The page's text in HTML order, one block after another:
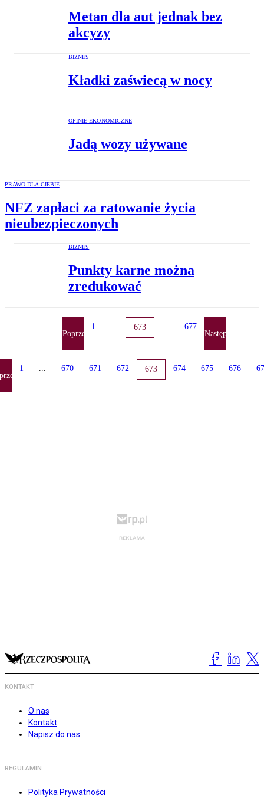
Metan dla aut jednak bez
akcyzy
BIZNES
Kładki zaświecą w nocy
OPINIE EKONOMICZNE
Jadą wozy używane
PRAWO DLA CIEBIE
NFZ zapłaci za ratowanie życia
nieubezpieczonych
BIZNES
Punkty karne można
zredukować
Poprzednia
1 ... 673 ... 677
Następna
1 ... 670 671 672 673 674 675 676
KONTAKT
O nas
Kontakt
Napisz do nas
REGULAMIN
Polityka Prywatności